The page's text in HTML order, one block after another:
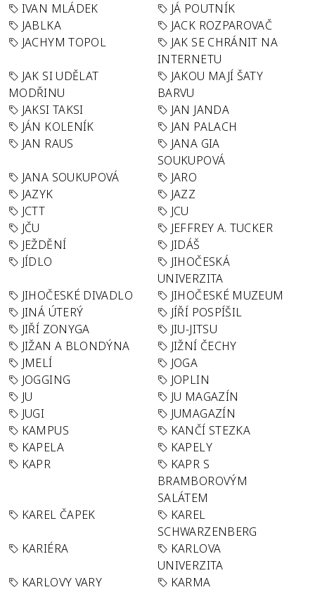
IVAN MLÁDEK
JÁ POUTNÍK
JABLKA
JACK ROZPAROVAČ
JACHYM TOPOL
JAK SE CHRÁNIT NA
INTERNETU
JAK SI UDĚLAT
MODŘINU
JAKOU MAJÍ ŠATY
BARVU
JAKSI TAKSI
JAN JANDA
JÁN KOLENÍK
JAN PALACH
JAN RAUS
JANA GIA
SOUKUPOVÁ
JANA SOUKUPOVÁ
JARO
JAZYK
JAZZ
JCTT
JCU
JČU
JEFFREY A. TUCKER
JEŽDĚNÍ
JIDÁŠ
JÍDLO
JIHOČESKÁ
UNIVERZITA
JIHOČESKÉ DIVADLO
JIHOČESKÉ MUZEUM
JINÁ ÚTERÝ
JÍŘÍ POSPÍŠIL
JIŘÍ ZONYGA
JIU-JITSU
JIŽAN A BLONDÝNA
JIŽNÍ ČECHY
JMELÍ
JOGA
JOGGING
JOPLIN
JU
JU MAGAZÍN
JUGI
JUMAGAZÍN
KAMPUS
KANČÍ STEZKA
KAPELA
KAPELY
KAPR
KAPR S
BRAMBOROVÝM
SALÁTEM
KAREL ČAPEK
KAREL
SCHWARZENBERG
KARIÉRA
KARLOVA
UNIVERZITA
KARLOVY VARY
KARMA